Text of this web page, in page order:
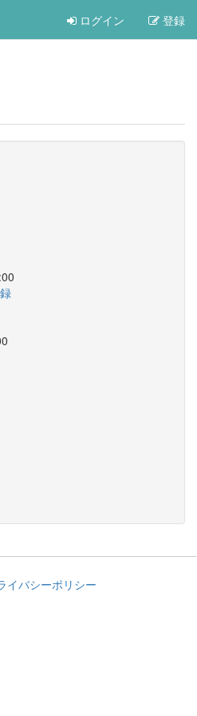
ログイン 登録
イバシーポリシー